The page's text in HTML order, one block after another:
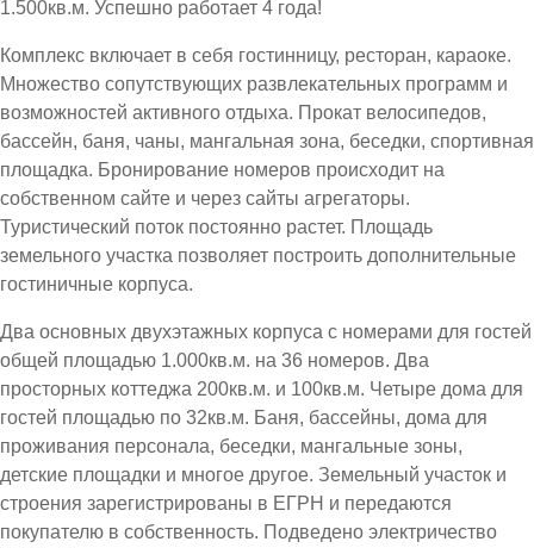
1.500кв.м. Успешно работает 4 года!
Комплекс включает в себя гостинницу, ресторан, караоке.
Множество сопутствующих развлекательных программ и
возможностей активного отдыха. Прокат велосипедов,
бассейн, баня, чаны, мангальная зона, беседки, спортивная
площадка. Бронирование номеров происходит на
собственном сайте и через сайты агрегаторы.
Туристический поток постоянно растет. Площадь
земельного участка позволяет построить дополнительные
гостиничные корпуса.
Два основных двухэтажных корпуса с номерами для гостей
общей площадью 1.000кв.м. на 36 номеров. Два
просторных коттеджа 200кв.м. и 100кв.м. Четыре дома для
гостей площадью по 32кв.м. Баня, бассейны, дома для
проживания персонала, беседки, мангальные зоны,
детские площадки и многое другое. Земельный участок и
строения зарегистрированы в ЕГРН и передаются
покупателю в собственность. Подведено электричество